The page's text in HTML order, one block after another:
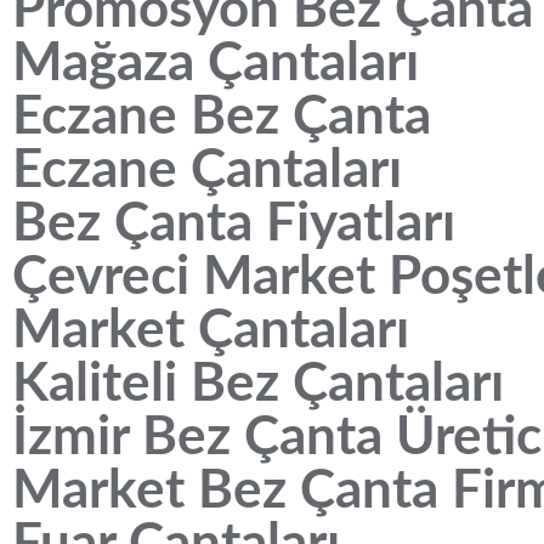
Promosyon Bez Çanta
Mağaza Çantaları
Eczane Bez Çanta
Eczane Çantaları
Bez Çanta Fiyatları
Çevreci Market
Market Çantaları
Kaliteli Bez Çantaları
İzmir Bez Çanta
Market Bez Çanta